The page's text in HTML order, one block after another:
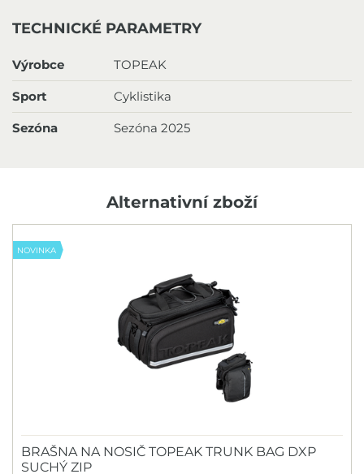
TECHNICKÉ PARAMETRY
Výrobce TOPEAK
Sport Cyklistika
Sezóna Sezóna 2025
Alternativní zboží
NOVINKA
BRAŠNA NA NOSIČ TOPEAK TRUNK BAG DXP
SUCHÝ ZIP